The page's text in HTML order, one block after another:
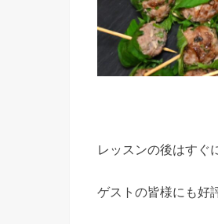
レッスンの後はすぐ
ゲストの皆様にも好